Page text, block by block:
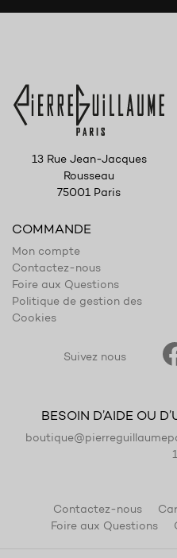
13 Rue Jean-Jacques
Rousseau
75001 Paris
COMMANDE
Mon compte
Contactez-nous
Foire aux Questions
Politique de gestion des
Cookies
Suivez nous
BESOIN D’AIDE OU
Contactez-nous
Foire aux Questions